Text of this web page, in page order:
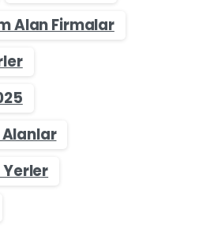
Alan Firmalar
Yerler